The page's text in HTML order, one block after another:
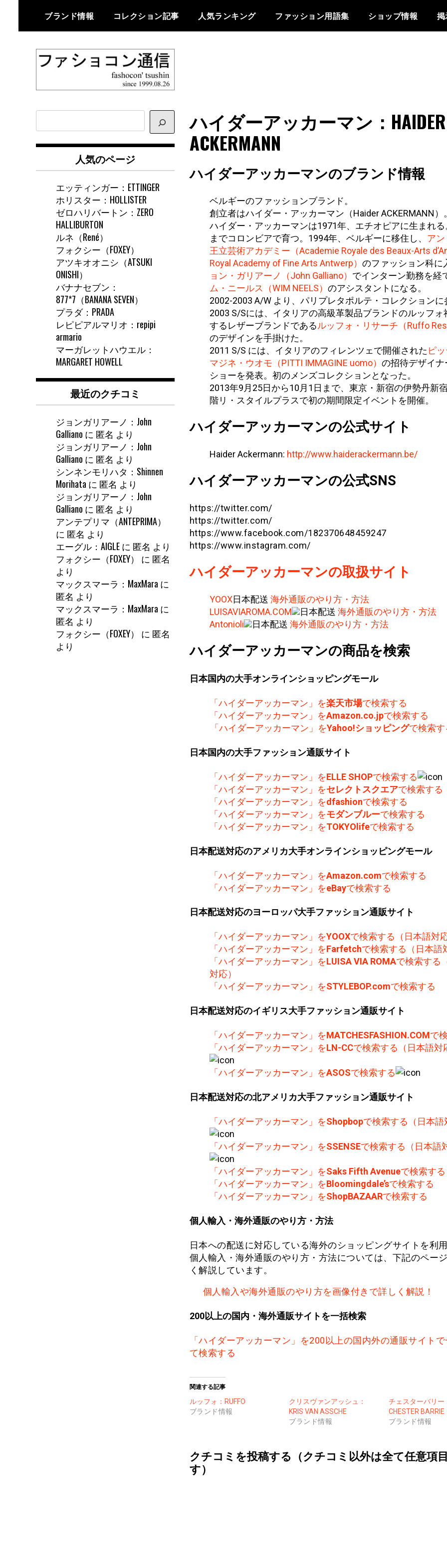
content
ブランド情報 コレクション記事 人気ランキング ファッション用語集 ショップ情報
ファショコン通
信
ザイナーの観点からファッション
とモードを分析するファッション
ハイダーアッカーマン：HAIDER
ACKERMANN
ハイダーアッカーマンのブランド情報
ベルギーのファッションブランド。
創立者はハイダー・アッカーマン（Haider ACKERMANN）
ハイダー・アッカーマンは1971年、エチオピアに生まれ
までコロンビアで育つ。1994年、ベルギーに移住し、 ア
王立芸術アカデミー（Academie Royale des Beaux-Arts
Royal Academy of Fine Arts Antwerp） のファッション科に
ョン・ガリアーノ（John Galliano） でインターン勤務を経
ム・ニールス（WIM NEELS） のアシスタントになる。
2002-2003 A/W より、パリプレタポルテ・コレクションに
2003 S/Sには、イタリアの高級革製品ブランドのルッフォ
するレザーブランドであるルッフォ・リサーチ（Ruffo
のデザインを手掛けた。
2011 S/S には、イタリアのフィレンツェで開催された ピ
マジネ・ウオモ（PITTI IMMAGINE uomo） の招待デザイナ
ショーを発表。初のメンズコレクションとなった。
2013年9月25日から10月1日まで、東京・新宿の伊勢丹新
階リ・スタイルプラスで初の期間限定イベントを開催。
ハイダーアッカーマンの公式サイト
Haider Ackermann: http://www.haiderackermann.be/
ハイダーアッカーマンの公式SNS
https://twitter.com/
https://twitter.com/
https://www.facebook.com/182370648459247
https://www.instagram.com/
ハイダーアッカーマンの取扱サイト
YOOX日本配送 海外通販のやり方・方法
LUISAVIAROMA.COM
日本配送 海外通販のやり方・方法
Antonioli
日本配送 海外通販のやり方・方法
ハイダーアッカーマンの商品を検索
日本国内の大手オンラインショッピングモール
「ハイダーアッカーマン」を楽天市場で検索する
「ハイダーアッカーマン」をAmazon.co.jpで検索する
「ハイダーアッカーマン」をYahoo!ショッピングで検索す
日本国内の大手ファッション通販サイト
「ハイダーアッカーマン」をELLE SHOPで検索する
「ハイダーアッカーマン」をセレクトスクエアで検索する
「ハイダーアッカーマン」をdfashionで検索する
「ハイダーアッカーマン」をモダンブルーで検索する
「ハイダーアッカーマン」をTOKYOlifeで検索する
日本配送対応のアメリカ大手オンラインショッピングモール
「ハイダーアッカーマン」をAmazon.comで検索する
「ハイダーアッカーマン」をeBayで検索する
日本配送対応のヨーロッパ大手ファッション通販サイト
「ハイダーアッカーマン」をYOOXで検索する（日本語対
「ハイダーアッカーマン」をFarfetchで検索する（日本語
「ハイダーアッカーマン」をLUISA VIA ROMAで検索する
対応）
「ハイダーアッカーマン」をSTYLEBOP.comで検索する
日本配送対応のイギリス大手ファッション通販サイト
「ハイダーアッカーマン」をMATCHESFASHION.COMで
「ハイダーアッカーマン」をLN-CCで検索する（日本語対
「ハイダーアッカーマン」をASOSで検索する
日本配送対応の北アメリカ大手ファッション通販サイト
「ハイダーアッカーマン」をShopbopで検索する（日本語
「ハイダーアッカーマン」をSSENSEで検索する（日本語
「ハイダーアッカーマン」をSaks Fifth Avenueで検索する
「ハイダーアッカーマン」をBloomingdale’sで検索する
「ハイダーアッカーマン」をShopBAZAARで検索する
個人輸入・海外通販のやり方・方法
日本への配送に対応している海外のショッピングサイトを利
個人輸入・海外通販のやり方・方法については、下記のペー
く解説しています。
個人輸入や海外通販のやり方を画像付きで詳しく解説！
200以上の国内・海外通販サイトを一括検索
「ハイダーアッカーマン」を200以上の国内外の通販サイト
て検索する
関連する記事
ルッフォ：RUFFO
ブランド情報
クリスヴァンアッシュ：
KRIS VAN ASSCHE
ブランド情報
チェスターバリー
CHESTER BARRIE
ブランド情報
クチコミを投稿する（クチコミ以外は全て任意項
す）
イ
ト
人気のページ
エッティンガー：ETTINGER
ホリスター：HOLLISTER
ゼロハリバートン：ZERO
HALLIBURTON
ルネ（René）
フォクシー（FOXEY）
アツキオオニシ（ATSUKI
ONISHI）
バナナセブン：
877*7（BANANA SEVEN）
プラダ：PRADA
レピピアルマリオ：repipi
armario
マーガレットハウエル：
MARGARET HOWELL
最近のクチコミ
ジョンガリアーノ：John
Galliano に 匿名 より
ジョンガリアーノ：John
Galliano に 匿名 より
シンネンモリハタ：Shinnen
Morihataに 匿名 より
ジョンガリアーノ：John
Galliano に 匿名 より
アンテプリマ（ANTEPRIMA）
に 匿名 より
エーグル：AIGLEに 匿名 より
フォクシー（FOXEY）
に 匿名
より
マックスマーラ：MaxMaraに
匿名 より
マックスマーラ：MaxMaraに
匿名 より
フォクシー（FOXEY）
に 匿名
より